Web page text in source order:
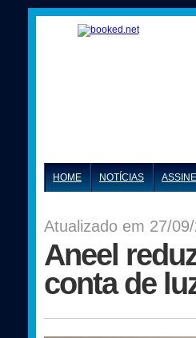
HOME NOTÍCIAS ASSINE
Atualizado em 27/
Aneel
conta de